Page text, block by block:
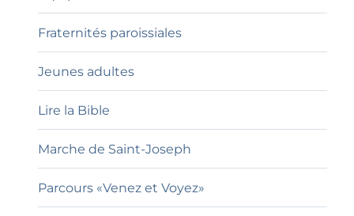
Fraternités paroissiales
Jeunes adultes
Lire la Bible
Marche de Saint-Joseph
Parcours «Venez et Voyez»